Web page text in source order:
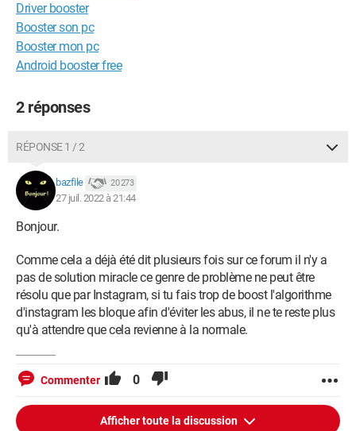
Driver booster
Booster son pc
Booster mon pc
Android booster free
2 réponses
RÉPONSE 1 / 2
bazfile 20 273
27 juil. 2022 à 21:44
Bonjour.
Comme cela a déjà été dit plusieurs fois sur ce forum il n'y a
pas de solution miracle ce genre de problème ne peut être
résolu que par Instagram, si tu fais trop de boost l'algorithme
d'instagram les bloque afin d'éviter les abus, il ne te reste plus
qu'à attendre que cela revienne à la normale.
Commenter 0
Afficher toute la discussion